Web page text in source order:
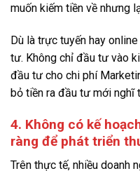
muốn kiếm tiền về nhưng
Dù là trực tuyến hay
tư. Không chỉ đầu tư vào
đầu tư cho chi phí
bỏ tiền ra đầu tư mới nghĩ
4. Không có kế
ràng để phát triển
Trên thực tế, nhiều doanh